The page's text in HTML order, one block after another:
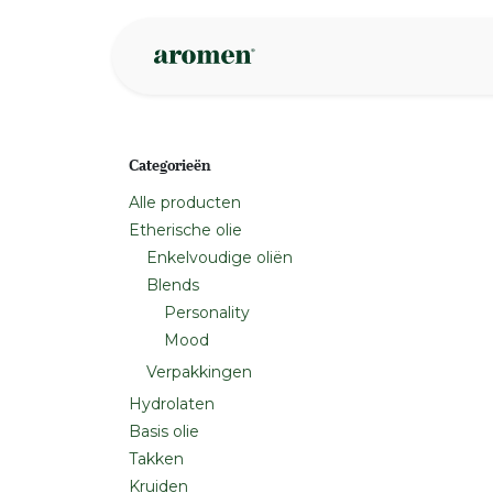
Categorieën
Alle producten
Etherische olie
Enkelvoudige oliën
Blends
Personality
Mood
Verpakkingen
Hydrolaten
Basis olie
Takken
Kruiden